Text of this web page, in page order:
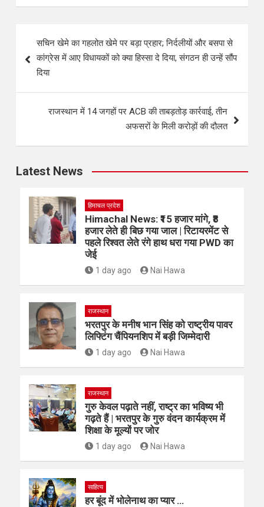
सचिन खेमे का गहलोत खेमे पर बड़ा प्रहार; निर्दलीयों और बसपा से
कांग्रेस में आए विधायकों को क्या हिस्सा दे दिया, संगठन ही उन्हें सौंप
दिया
राजस्थान में 14 जगहों पर ACB की ताबड़तोड़ कार्रवाई, तीन
अफसरों के मिली करोड़ों की दौलत
Latest News
हिमाचल प्रदेश
Himachal News: ₹15 हजार मांगे, ₹8
हजार लेते ही बिछ गया जाल | रिटायरमेंट से
पहले रिश्वत लेते रंगे हाथ धरा गया PWD का
जेई
1 day ago Nai Hawa
राजस्थान
भरतपुर के मनीष भान सिंह को राष्ट्रीय पावर
लिफ्टिंग चैंपियनशिप में बड़ी जिम्मेदारी
1 day ago Nai Hawa
राजस्थान
गुरु केवल पढ़ाते नहीं, राष्ट्र का भविष्य भी
गढ़ते हैं | भरतपुर के गुरु वंदन कार्यक्रम में
शिक्षा के मूल्यों पर जोर
1 day ago Nai Hawa
साहित्य
हर बूंद में भोलेनाथ का प्यार …